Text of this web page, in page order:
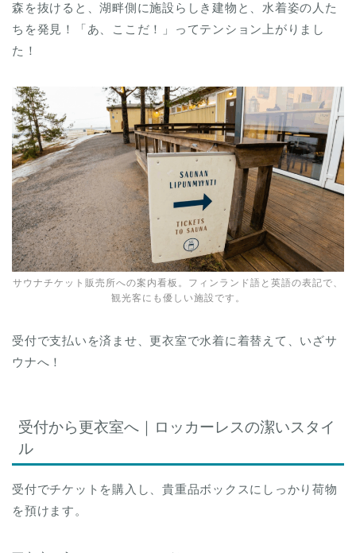
森を抜けると、湖畔側に施設らしき建物と、水着姿の人た
ちを発見！「あ、ここだ！」ってテンション上がりまし
た！
サウナチケット販売所への案内看板。フィンランド語と英語の表記で、
観光客にも優しい施設です。
受付で支払いを済ませ、更衣室で水着に着替えて、いざサ
ウナへ！
受付から更衣室へ｜ロッカーレスの潔いスタイ
ル
受付でチケットを購入し、貴重品ボックスにしっかり荷物
を預けます。